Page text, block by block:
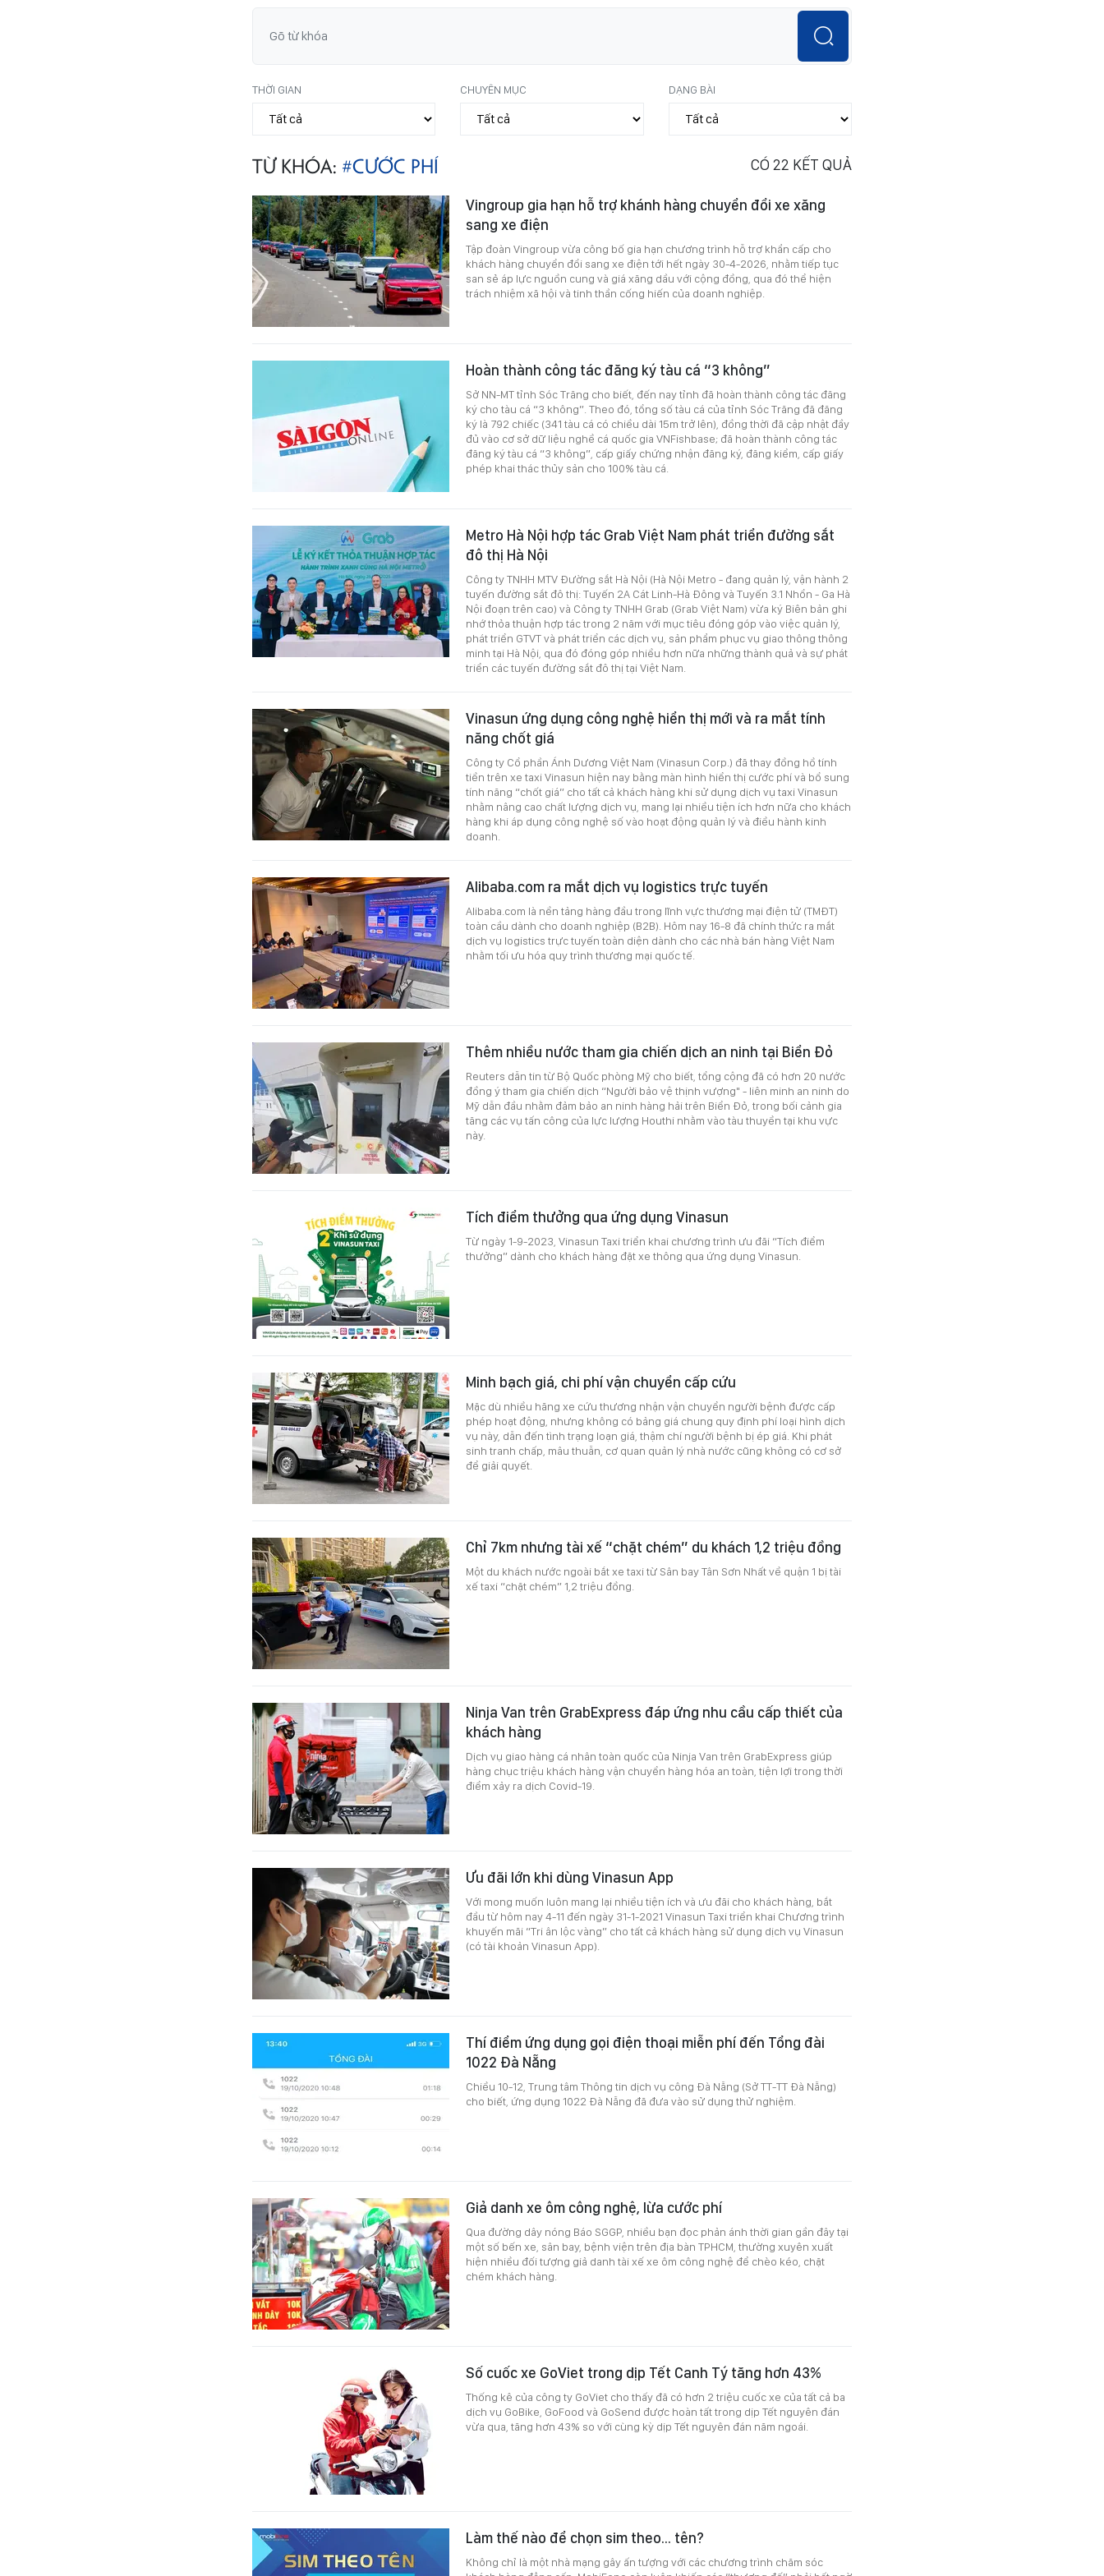
THỜI GIAN CHUYÊN MỤC DẠNG BÀI
TỪ KHÓA: #CƯỚC PHÍ CÓ 22 KẾT QUẢ
Vingroup gia hạn hỗ trợ khánh hàng chuyển đổi xe xăng
sang xe điện
Tập đoàn Vingroup vừa công bố gia hạn chương trình hỗ trợ khẩn cấp cho
khách hàng chuyển đổi sang xe điện tới hết ngày 30-4-2026, nhằm tiếp tục
san sẻ áp lực nguồn cung và giá xăng dầu với cộng đồng, qua đó thể hiện
trách nhiệm xã hội và tinh thần cống hiến của doanh nghiệp.
Hoàn thành công tác đăng ký tàu cá “3 không”
Sở NN-MT tỉnh Sóc Trăng cho biết, đến nay tỉnh đã hoàn thành công tác đăng
ký cho tàu cá “3 không”. Theo đó, tổng số tàu cá của tỉnh Sóc Trăng đã đăng
ký là 792 chiếc (341 tàu cá có chiều dài 15m trở lên), đồng thời đã cập nhật đầy
đủ vào cơ sở dữ liệu nghề cá quốc gia VNFishbase; đã hoàn thành công tác
đăng ký tàu cá “3 không”, cấp giấy chứng nhận đăng ký, đăng kiểm, cấp giấy
phép khai thác thủy sản cho 100% tàu cá.
Metro Hà Nội hợp tác Grab Việt Nam phát triển đường sắt
đô thị Hà Nội
Công ty TNHH MTV Đường sắt Hà Nội (Hà Nội Metro - đang quản lý, vận hành 2
tuyến đường sắt đô thị: Tuyến 2A Cát Linh-Hà Đông và Tuyến 3.1 Nhổn - Ga Hà
Nội đoạn trên cao) và Công ty TNHH Grab (Grab Việt Nam) vừa ký Biên bản ghi
nhớ thỏa thuận hợp tác trong 2 năm với mục tiêu đóng góp vào việc quản lý,
phát triển GTVT và phát triển các dịch vụ, sản phẩm phục vụ giao thông thông
minh tại Hà Nội, qua đó đóng góp nhiều hơn nữa những thành quả và sự phát
triển các tuyến đường sắt đô thị tại Việt Nam.
Vinasun ứng dụng công nghệ hiển thị mới và ra mắt tính
năng chốt giá
Công ty Cổ phần Ánh Dương Việt Nam (Vinasun Corp.) đã thay đồng hồ tính
tiền trên xe taxi Vinasun hiện nay bằng màn hình hiển thị cước phí và bổ sung
tính năng “chốt giá” cho tất cả khách hàng khi sử dụng dịch vụ taxi Vinasun
nhằm nâng cao chất lượng dịch vụ, mang lại nhiều tiện ích hơn nữa cho khách
hàng khi áp dụng công nghệ số vào hoạt động quản lý và điều hành kinh
doanh.
Alibaba.com ra mắt dịch vụ logistics trực tuyến
Alibaba.com là nền tảng hàng đầu trong lĩnh vực thương mại điện tử (TMĐT)
toàn cầu dành cho doanh nghiệp (B2B). Hôm nay 16-8 đã chính thức ra mắt
dịch vụ logistics trực tuyến toàn diện dành cho các nhà bán hàng Việt Nam
nhằm tối ưu hóa quy trình thương mại quốc tế.
Thêm nhiều nước tham gia chiến dịch an ninh tại Biển Đỏ
Reuters dẫn tin từ Bộ Quốc phòng Mỹ cho biết, tổng cộng đã có hơn 20 nước
đồng ý tham gia chiến dịch “Người bảo vệ thịnh vượng" - liên minh an ninh do
Mỹ dẫn đầu nhằm đảm bảo an ninh hàng hải trên Biển Đỏ, trong bối cảnh gia
tăng các vụ tấn công của lực lượng Houthi nhằm vào tàu thuyền tại khu vực
này.
Tích điểm thưởng qua ứng dụng Vinasun
Từ ngày 1-9-2023, Vinasun Taxi triển khai chương trình ưu đãi “Tích điểm
thưởng” dành cho khách hàng đặt xe thông qua ứng dụng Vinasun.
Minh bạch giá, chi phí vận chuyển cấp cứu
Mặc dù nhiều hãng xe cứu thương nhận vận chuyển người bệnh được cấp
phép hoạt động, nhưng không có bảng giá chung quy định phí loại hình dịch
vụ này, dẫn đến tình trạng loạn giá, thậm chí người bệnh bị ép giá. Khi phát
sinh tranh chấp, mâu thuẫn, cơ quan quản lý nhà nước cũng không có cơ sở
để giải quyết.
Chỉ 7km nhưng tài xế “chặt chém” du khách 1,2 triệu đồng
Một du khách nước ngoài bắt xe taxi từ Sân bay Tân Sơn Nhất về quận 1 bị tài
xế taxi “chặt chém” 1,2 triệu đồng.
Ninja Van trên GrabExpress đáp ứng nhu cầu cấp thiết của
khách hàng
Dịch vụ giao hàng cá nhân toàn quốc của Ninja Van trên GrabExpress giúp
hàng chục triệu khách hàng vận chuyển hàng hóa an toàn, tiện lợi trong thời
điểm xảy ra dịch Covid-19.
Ưu đãi lớn khi dùng Vinasun App
Với mong muốn luôn mang lại nhiều tiện ích và ưu đãi cho khách hàng, bắt
đầu từ hôm nay 4-11 đến ngày 31-1-2021 Vinasun Taxi triển khai Chương trình
khuyến mãi “Tri ân lộc vàng” cho tất cả khách hàng sử dụng dịch vụ Vinasun
(có tài khoản Vinasun App).
Thí điểm ứng dụng gọi điện thoại miễn phí đến Tổng đài
1022 Đà Nẵng
Chiều 10-12, Trung tâm Thông tin dịch vụ công Đà Nẵng (Sở TT-TT Đà Nẵng)
cho biết, ứng dụng 1022 Đà Nẵng đã đưa vào sử dụng thử nghiệm.
Giả danh xe ôm công nghệ, lừa cước phí
Qua đường dây nóng Báo SGGP, nhiều bạn đọc phản ánh thời gian gần đây tại
một số bến xe, sân bay, bệnh viện trên địa bàn TPHCM, thường xuyên xuất
hiện nhiều đối tượng giả danh tài xế xe ôm công nghệ để chèo kéo, chặt
chém khách hàng.
Số cuốc xe GoViet trong dịp Tết Canh Tý tăng hơn 43%
Thống kê của công ty GoViet cho thấy đã có hơn 2 triệu cuốc xe của tất cả ba
dịch vụ GoBike, GoFood và GoSend được hoàn tất trong dịp Tết nguyên đán
vừa qua, tăng hơn 43% so với cùng kỳ dịp Tết nguyên đán năm ngoái.
Làm thế nào để chọn sim theo... tên?
Không chỉ là một nhà mạng gây ấn tượng với các chương trình chăm sóc